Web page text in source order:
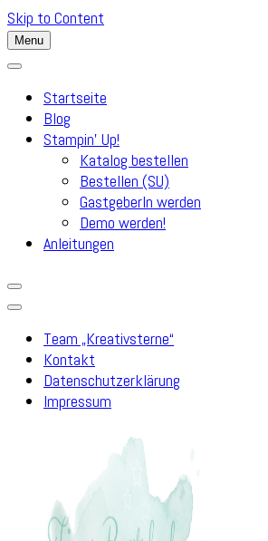
Skip to Content
Menu
Startseite
Blog
Stampin’ Up!
Katalog bestellen
Bestellen (SU)
GastgeberIn werden
Demo werden!
Anleitungen
Team „Kreativsterne“
Kontakt
Datenschutzerklärung
Impressum